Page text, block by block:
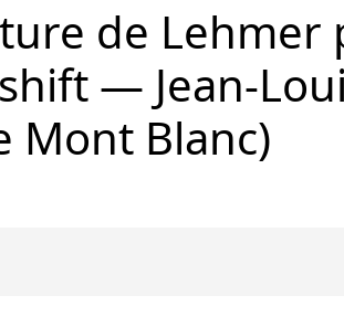
de Lehmer
— Jean-
Mont Blanc)